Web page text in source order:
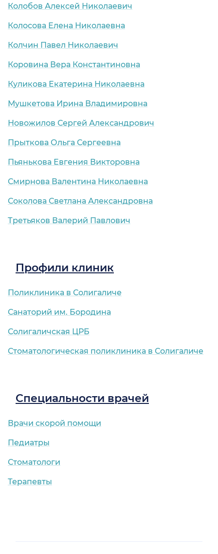
Колобов Алексей Николаевич
Колосова Елена Николаевна
Колчин Павел Николаевич
Коровина Вера Константиновна
Куликова Екатерина Николаевна
Мушкетова Ирина Владимировна
Новожилов Сергей Александрович
Прыткова Ольга Сергеевна
Пьянькова Евгения Викторовна
Смирнова Валентина Николаевна
Соколова Светлана Александровна
Третьяков Валерий Павлович
Профили клиник
Поликлиника в Солигаличе
Санаторий им. Бородина
Солигаличская ЦРБ
Стоматологическая поликлиника в Солигаличе
Специальности врачей
Врачи скорой помощи
Педиатры
Стоматологи
Терапевты